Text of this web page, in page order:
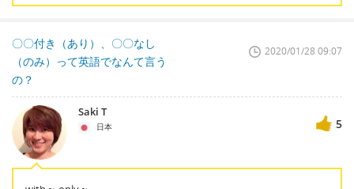
〇〇付き（あり）、〇〇なし
（のみ）って英語でなんて言う
の？
2020/01/28 09:07
Saki T
日本 5